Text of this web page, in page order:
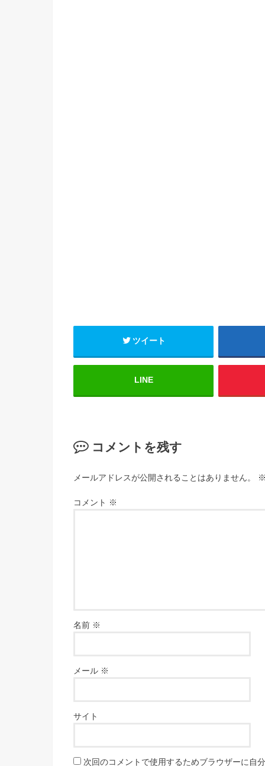
ツイート
LINE
コメントを残す
メールアドレスが公開されることはありません。
コメント ※
名前 ※
メール ※
サイト
次回のコメントで使用するためブラウザーに自